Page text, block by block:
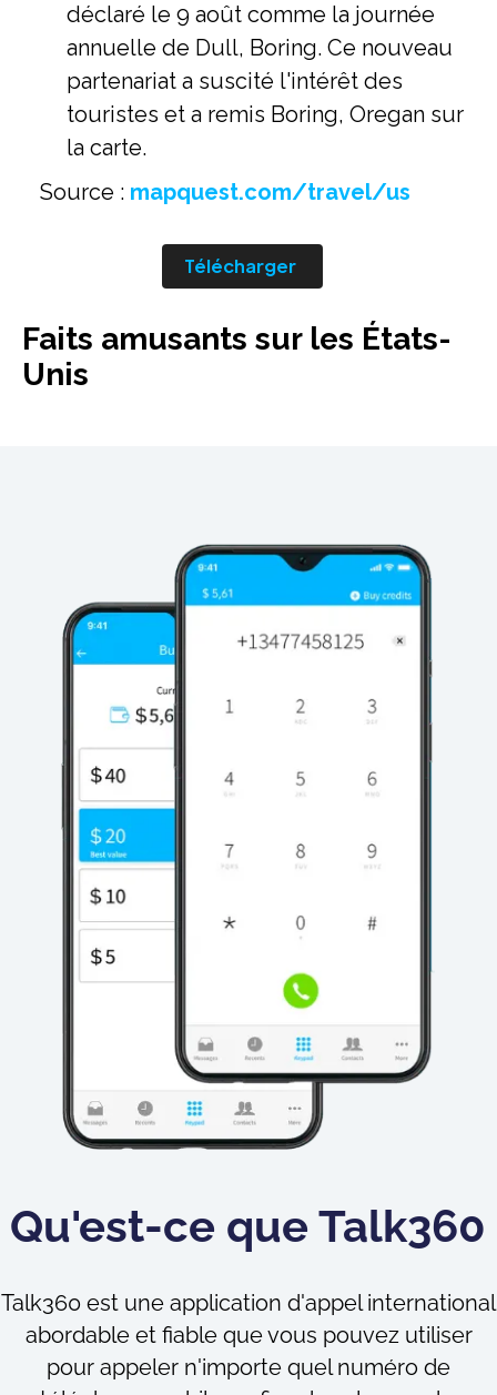
déclaré le 9 août comme la journée
annuelle de Dull, Boring. Ce nouveau
partenariat a suscité l'intérêt des
touristes et a remis Boring, Oregan sur
la carte.
Source : mapquest.com/travel/us
Télécharger
Faits amusants sur les États-
Unis
Qu'est-ce que Talk360
Talk360 est une application d'appel international
abordable et fiable que vous pouvez utiliser
pour appeler n'importe quel numéro de